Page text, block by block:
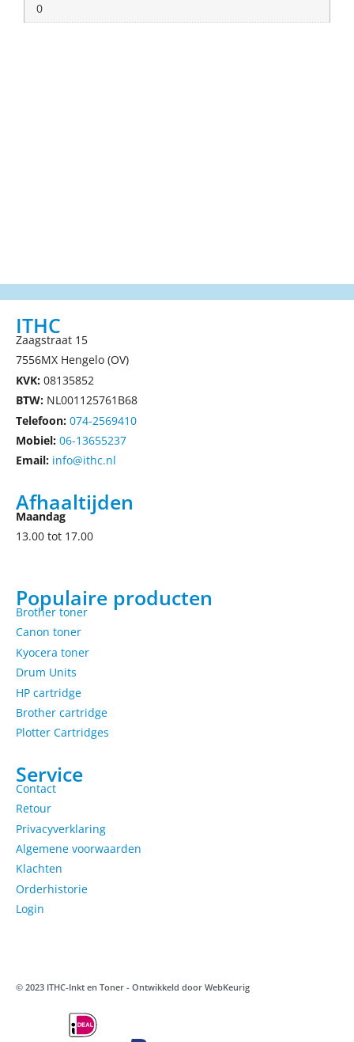
0
ITHC
Zaagstraat 15
7556MX Hengelo (OV)
KVK: 08135852
BTW: NL001125761B68
Telefoon: 074-2569410
Mobiel: 06-13655237
Email: info@ithc.nl
Afhaaltijden
Maandag
13.00 tot 17.00
Populaire producten
Brother toner
Canon toner
Kyocera toner
Drum Units
HP cartridge
Brother cartridge
Plotter Cartridges
Service
Contact
Retour
Privacyverklaring
Algemene voorwaarden
Klachten
Orderhistorie
Login
© 2023 ITHC-Inkt en Toner - Ontwikkeld door WebKeurig